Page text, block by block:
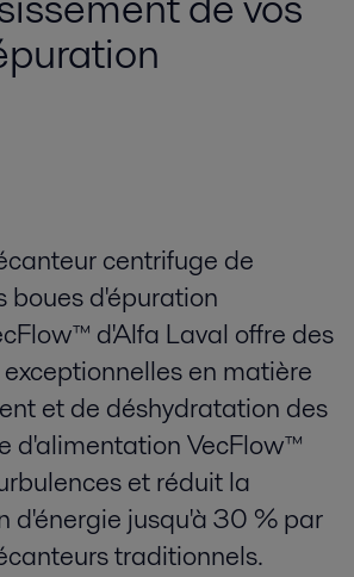
centrifuge de
boues d'épuration
d'Alfa Laval offre des
en matière
et de déshydratation des
d'alimentation VecFlow™
et réduit la
d'énergie jusqu'à 30 % par
traditionnels.